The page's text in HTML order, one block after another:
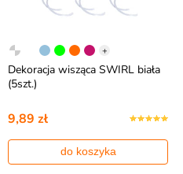
+
Dekoracja wisząca SWIRL biała
(5szt.)
9,89 zł
do koszyka